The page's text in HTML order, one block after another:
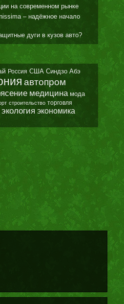
на современном рынке
– надёжное начало
дуги в кузов авто?
Россия США Синдзо Абэ
автопром
медицина мода
строительство торговля
экология экономика